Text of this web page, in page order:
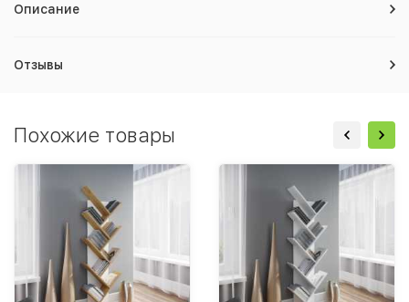
Описание
Отзывы
Похожие товары